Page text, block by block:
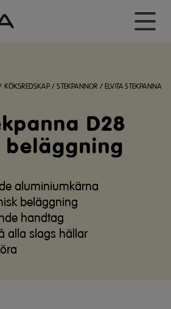
KÖKSREDSKAP/STEKPANNOR /ELVITA STEKPANNA
D28
beläggning
aluminiumkärna
beläggning
handtag
alla slags hällar